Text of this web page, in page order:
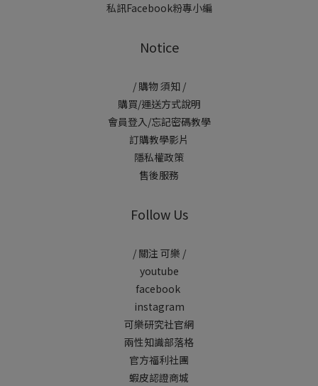
私訊Facebook粉專小編
Notice
/ 購物 須知 /
購買/運送方式說明
會員登入/忘記密碼教學
訂購教學影片
隱私權政策
售後服務
Follow Us
/ 關注 可樂 /
youtube
facebook
instagram
可樂研究社官網
兩性知識部落格
官方福利社團
蝦皮認證商城